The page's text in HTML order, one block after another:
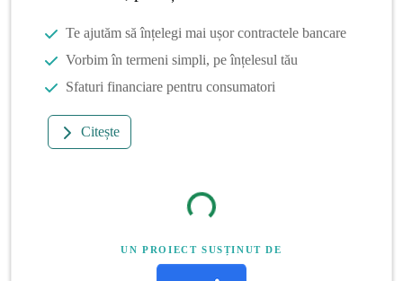
Te ajutăm să înțelegi mai ușor contractele bancare
Vorbim în termeni simpli, pe înțelesul tău
Sfaturi financiare pentru consumatori
Citește
UN PROIECT SUSȚINUT DE